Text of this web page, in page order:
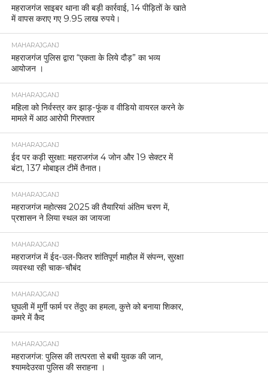
महराजगंज साइबर थाना की बड़ी कार्रवाई, 14 पीड़ितों के खाते
में वापस कराए गए 9.95 लाख रुपये।
MAHARAJGANJ
महराजगंज पुलिस द्वारा “एकता के लिये दौड़” का भव्य
आयोजन ।
MAHARAJGANJ
महिला को निर्वस्त्र कर झाड़-फूंक व वीडियो वायरल करने के
मामले में आठ आरोपी गिरफ्तार
MAHARAJGANJ
ईद पर कड़ी सुरक्षा: महराजगंज 4 जोन और 19 सेक्टर में
बंटा, 137 मोबाइल टीमें तैनात।
MAHARAJGANJ
महराजगंज महोत्सव 2025 की तैयारियां अंतिम चरण में,
प्रशासन ने लिया स्थल का जायजा
MAHARAJGANJ
महराजगंज में ईद-उल-फितर शांतिपूर्ण माहौल में संपन्न, सुरक्षा
व्यवस्था रही चाक-चौबंद
MAHARAJGANJ
घुघली में मुर्गी फार्म पर तेंदुए का हमला, कुत्ते को बनाया शिकार,
कमरे में कैद
MAHARAJGANJ
महराजगंज: पुलिस की तत्परता से बची युवक की जान,
श्यामदेउरवा पुलिस की सराहना ।